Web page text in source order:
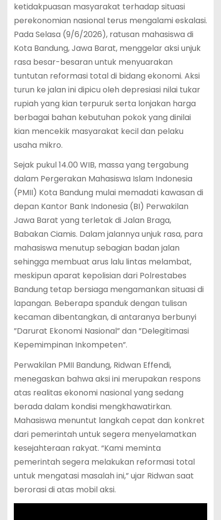
ketidakpuasan masyarakat terhadap situasi
perekonomian nasional terus mengalami eskalasi.
Pada Selasa (9/6/2026), ratusan mahasiswa di
Kota Bandung, Jawa Barat, menggelar aksi unjuk
rasa besar-besaran untuk menyuarakan
tuntutan reformasi total di bidang ekonomi. Aksi
turun ke jalan ini dipicu oleh depresiasi nilai tukar
rupiah yang kian terpuruk serta lonjakan harga
berbagai bahan kebutuhan pokok yang dinilai
kian mencekik masyarakat kecil dan pelaku
usaha mikro.
Sejak pukul 14.00 WIB, massa yang tergabung
dalam Pergerakan Mahasiswa Islam Indonesia
(PMII) Kota Bandung mulai memadati kawasan di
depan Kantor Bank Indonesia (BI) Perwakilan
Jawa Barat yang terletak di Jalan Braga,
Babakan Ciamis. Dalam jalannya unjuk rasa, para
mahasiswa menutup sebagian badan jalan
sehingga membuat arus lalu lintas melambat,
meskipun aparat kepolisian dari Polrestabes
Bandung tetap bersiaga mengamankan situasi di
lapangan. Beberapa spanduk dengan tulisan
kecaman dibentangkan, di antaranya berbunyi
”Darurat Ekonomi Nasional” dan ”Delegitimasi
Kepemimpinan Inkompeten”.
Perwakilan PMII Bandung, Ridwan Effendi,
menegaskan bahwa aksi ini merupakan respons
atas realitas ekonomi nasional yang sedang
berada dalam kondisi mengkhawatirkan.
Mahasiswa menuntut langkah cepat dan konkret
dari pemerintah untuk segera menyelamatkan
kesejahteraan rakyat. “Kami meminta
pemerintah segera melakukan reformasi total
untuk mengatasi masalah ini,” ujar Ridwan saat
berorasi di atas mobil aksi.